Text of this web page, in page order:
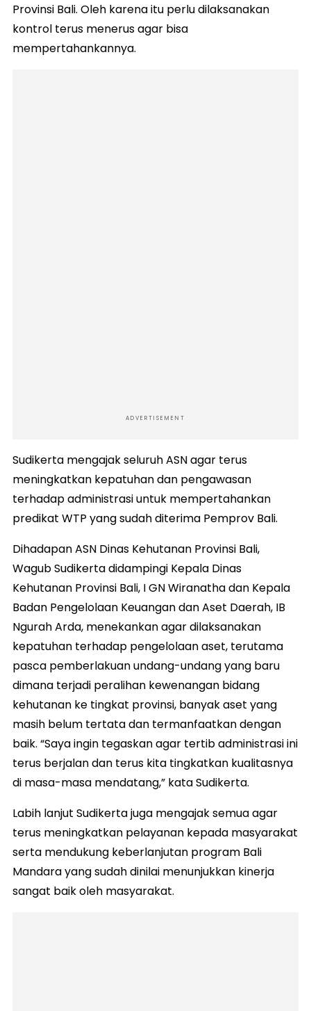
Provinsi Bali. Oleh karena itu perlu dilaksanakan
kontrol terus menerus agar bisa
mempertahankannya.
ADVERTISEMENT
Sudikerta mengajak seluruh ASN agar terus
meningkatkan kepatuhan dan pengawasan
terhadap administrasi untuk mempertahankan
predikat WTP yang sudah diterima Pemprov Bali.
Dihadapan ASN Dinas Kehutanan Provinsi Bali,
Wagub Sudikerta didampingi Kepala Dinas
Kehutanan Provinsi Bali, I GN Wiranatha dan Kepala
Badan Pengelolaan Keuangan dan Aset Daerah, IB
Ngurah Arda, menekankan agar dilaksanakan
kepatuhan terhadap pengelolaan aset, terutama
pasca pemberlakuan undang-undang yang baru
dimana terjadi peralihan kewenangan bidang
kehutanan ke tingkat provinsi, banyak aset yang
masih belum tertata dan termanfaatkan dengan
baik. “Saya ingin tegaskan agar tertib administrasi ini
terus berjalan dan terus kita tingkatkan kualitasnya
di masa-masa mendatang,” kata Sudikerta.
Labih lanjut Sudikerta juga mengajak semua agar
terus meningkatkan pelayanan kepada masyarakat
serta mendukung keberlanjutan program Bali
Mandara yang sudah dinilai menunjukkan kinerja
sangat baik oleh masyarakat.